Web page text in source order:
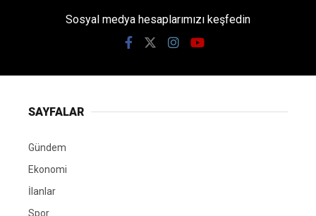
Sosyal medya hesaplarımızı keşfedin
SAYFALAR
Gündem
Ekonomi
İlanlar
Spor